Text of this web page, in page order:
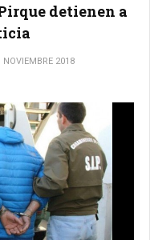
detienen a
NOVIEMBRE 2018